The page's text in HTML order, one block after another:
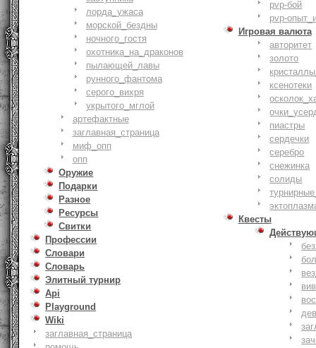
лорда_ужаса
морской_бездны
ночного_гостя
охотника_на_драконов
пылающей_лавы
рунного_фантома
серого_вихря
укрытого_мглой
артефактные
заглавная_страница
миф_опп
опп
Оружие
Подарки
Разное
Ресурсы
Свитки
Профессии
Словари
Словарь
Элитный турнир
Api
Playground
Wiki
заглавная_страница
pvp-бой
pvp-
Игровая валюта
авторитет
золото
ксенотеки
пиастры
сердечки
серебро
снежинка
солиды
Квесты